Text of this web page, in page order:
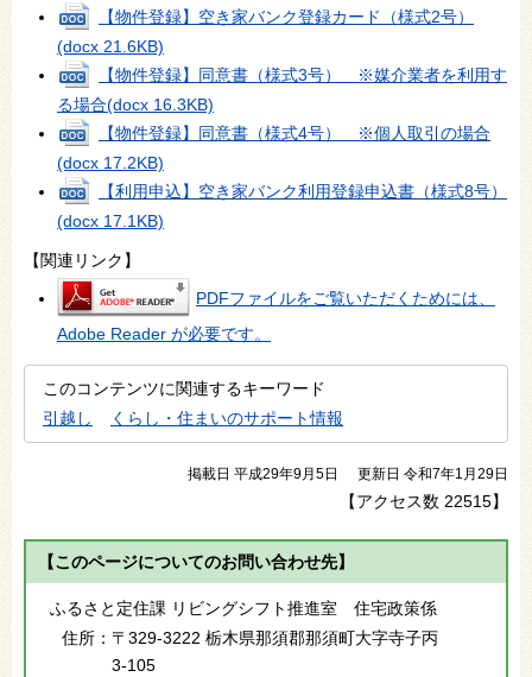
【物件登録】空き家バンク登録カード（様式2号）
(docx 21.6KB)
【物件登録】同意書（様式3号） ※媒介業者を利用す
る場合(docx 16.3KB)
【物件登録】同意書（様式4号） ※個人取引の場合
(docx 17.2KB)
【利用申込】空き家バンク利用登録申込書（様式8号）
(docx 17.1KB)
【関連リンク】
PDFファイルをご覧いただくためには、
Adobe Reader が必要です。
このコンテンツに関連するキーワード
引越し
くらし・住まいのサポート情報
掲載日 平成29年9月5日 更新日 令和7年1月29日
【アクセス数 22515】
【このページについてのお問い合わせ先】
ふるさと定住課 リビングシフト推進室 住宅政策係
住所： 〒329-3222 栃木県那須郡那須町大字寺子丙
3-105